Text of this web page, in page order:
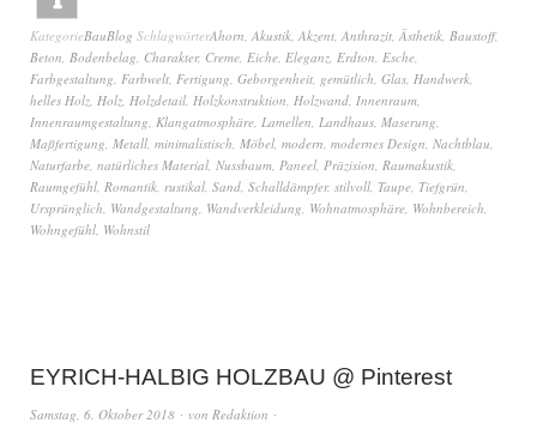
KategorieBauBlog SchlagwörterAhorn, Akustik, Akzent, Anthrazit, Ästhetik, Baustoff,
Beton, Bodenbelag, Charakter, Creme, Eiche, Eleganz, Erdton, Esche,
Farbgestaltung, Farbwelt, Fertigung, Geborgenheit, gemütlich, Glas, Handwerk,
helles Holz, Holz, Holzdetail, Holzkonstruktion, Holzwand, Innenraum,
Innenraumgestaltung, Klangatmosphäre, Lamellen, Landhaus, Maserung,
Maßfertigung, Metall, minimalistisch, Möbel, modern, modernes Design, Nachtblau,
Naturfarbe, natürliches Material, Nussbaum, Paneel, Präzision, Raumakustik,
Raumgefühl, Romantik, rustikal, Sand, Schalldämpfer, stilvoll, Taupe, Tiefgrün,
Ursprünglich, Wandgestaltung, Wandverkleidung, Wohnatmosphäre, Wohnbereich,
Wohngefühl, Wohnstil
EYRICH-HALBIG HOLZBAU @ Pinterest
Samstag, 6. Oktober 2018 von Redaktion